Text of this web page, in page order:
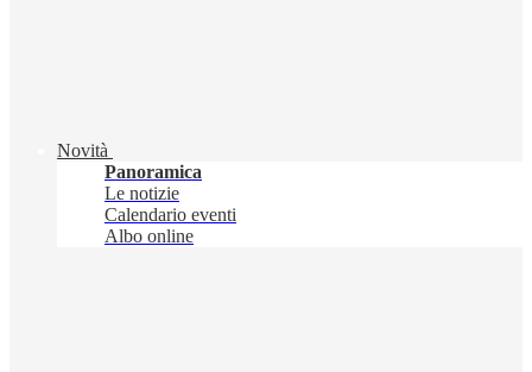
Novità
Panoramica
Le notizie
Calendario eventi
Albo online